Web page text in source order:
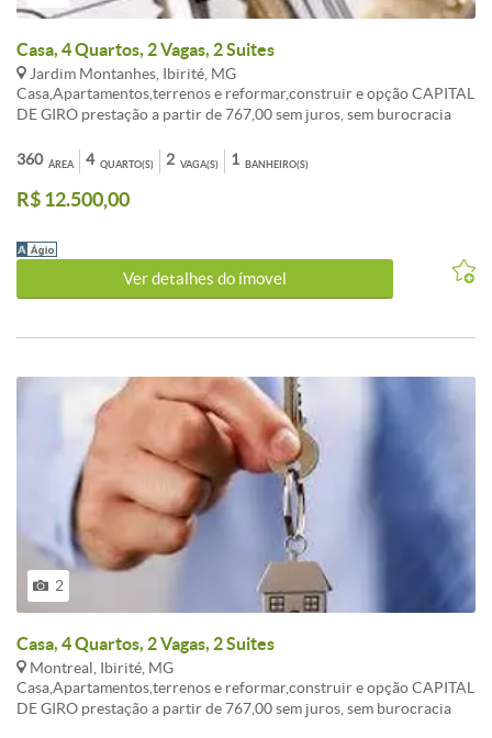
Casa, 4 Quartos, 2 Vagas, 2 Suites
Jardim Montanhes, Ibirité, MG
Casa,Apartamentos,terrenos e reformar,construir e opção CAPITAL
DE GIRO prestação a partir de 767,00 sem juros, sem burocracia
compra. ATENDIMENTO EM TODO BRASIL. , AUTORIZADO PELO
BANCO CENTRAL. fotos ilustrativo, não contemplado,
OPORTUNIDADE!!! LIGUE AGORA TR:( 31 ) 3495-5224 Celular:
n: 2055 BH-MG
ÁREA
360 QUARTO(S)
4 VAGA(S)
2 BANHEIRO(S)
1
R$ 12.500,00
Ver detalhes do ímovel
2
Casa, 4 Quartos, 2 Vagas, 2 Suites
Montreal, Ibirité, MG
Casa,Apartamentos,terrenos e reformar,construir e opção CAPITAL
DE GIRO prestação a partir de 767,00 sem juros, sem burocracia